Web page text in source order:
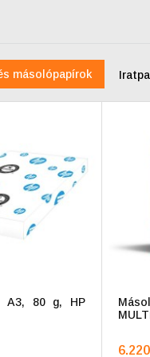
másolópapírok
A3, 80 g, HP